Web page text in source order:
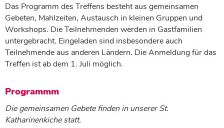
Das Programm des Treffens besteht aus gemeinsamen
Gebeten, Mahlzeiten, Austausch in kleinen Gruppen und
Workshops. Die Teilnehmenden werden in Gastfamilien
untergebracht. Eingeladen sind insbesondere auch
Teilnehmende aus anderen Ländern. Die Anmeldung für das
Treffen ist ab dem 1. Juli möglich.
Programmm
Die gemeinsamen Gebete finden in unserer St.
Katharinenkiche statt.